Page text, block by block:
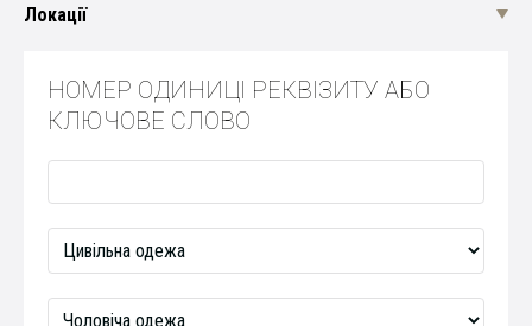
Локації
НОМЕР ОДИНИЦІ РЕКВІЗИТУ АБО
КЛЮЧОВЕ СЛОВО